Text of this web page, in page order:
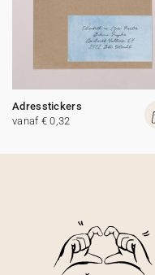
Adresstickers
vanaf € 0,32